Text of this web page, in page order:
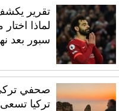
تقرير
لماذا
سبور بعد
صحفي
تركيا